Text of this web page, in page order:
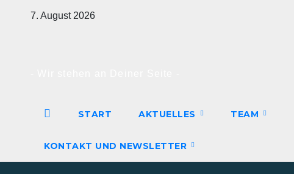
7. August 2026
START AKTUELLES TEAM
KONTAKT UND NEWSLETTER